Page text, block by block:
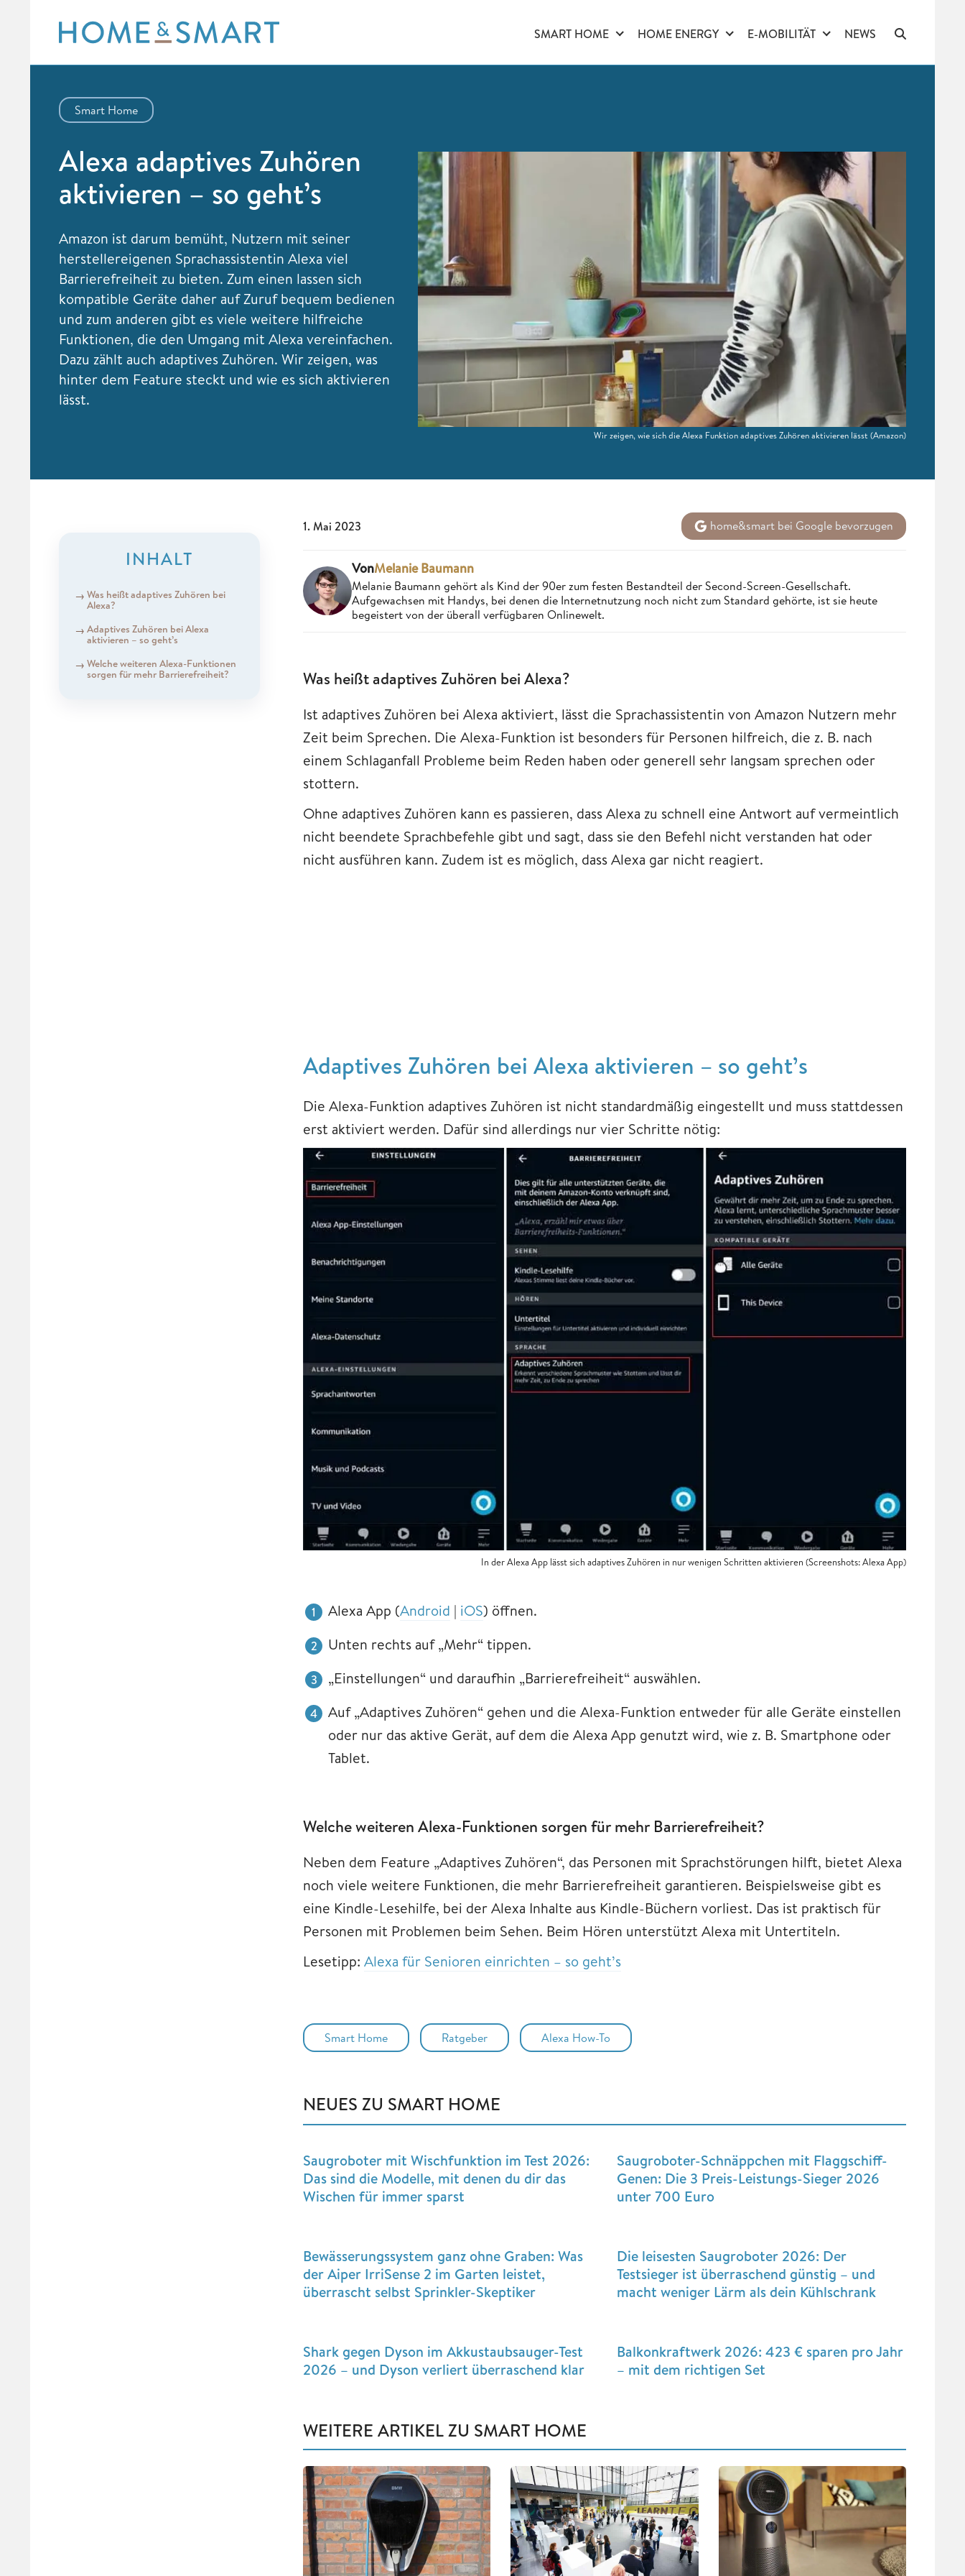
content
SMART HOME HOME ENERGY E-MOBILITÄT NEWS
Smart Home
Alexa adaptives Zuhören
aktivieren – so geht’s
Amazon ist darum bemüht, Nutzern mit seiner
herstellereigenen Sprachassistentin Alexa viel
Barrierefreiheit zu bieten. Zum einen lassen sich
kompatible Geräte daher auf Zuruf bequem bedienen
und zum anderen gibt es viele weitere hilfreiche
Funktionen, die den Umgang mit Alexa vereinfachen.
Dazu zählt auch adaptives Zuhören. Wir zeigen, was
hinter dem Feature steckt und wie es sich aktivieren
lässt.
Wir zeigen, wie sich die Alexa Funktion adaptives Zuhören aktivieren lässt (Amazon)
INHALT
Was heißt adaptives Zuhören bei
Alexa?
Adaptives Zuhören bei Alexa
aktivieren – so geht’s
Welche weiteren Alexa-Funktionen
sorgen für mehr Barrierefreiheit?
1. Mai 2023 home&smart bei Google bevorzugen
VonMelanie Baumann
Melanie Baumann gehört als Kind der 90er zum festen Bestandteil der Second-Screen-Gesellschaft.
Aufgewachsen mit Handys, bei denen die Internetnutzung noch nicht zum Standard gehörte, ist sie heute
begeistert von der überall verfügbaren Onlinewelt.
Was heißt adaptives Zuhören bei Alexa?
Ist adaptives Zuhören bei Alexa aktiviert, lässt die Sprachassistentin von Amazon Nutzern mehr
Zeit beim Sprechen. Die Alexa-Funktion ist besonders für Personen hilfreich, die z. B. nach
einem Schlaganfall Probleme beim Reden haben oder generell sehr langsam sprechen oder
stottern.
Ohne adaptives Zuhören kann es passieren, dass Alexa zu schnell eine Antwort auf vermeintlich
nicht beendete Sprachbefehle gibt und sagt, dass sie den Befehl nicht verstanden hat oder
nicht ausführen kann. Zudem ist es möglich, dass Alexa gar nicht reagiert.
Adaptives Zuhören bei Alexa aktivieren – so geht’s
Die Alexa-Funktion adaptives Zuhören ist nicht standardmäßig eingestellt und muss stattdessen
erst aktiviert werden. Dafür sind allerdings nur vier Schritte nötig:
In der Alexa App lässt sich adaptives Zuhören in nur wenigen Schritten aktivieren (Screenshots: Alexa App)
Alexa App (Android | iOS) öffnen.
Unten rechts auf „Mehr“ tippen.
„Einstellungen“ und daraufhin „Barrierefreiheit“ auswählen.
Auf „Adaptives Zuhören“ gehen und die Alexa-Funktion entweder für alle Geräte einstellen
oder nur das aktive Gerät, auf dem die Alexa App genutzt wird, wie z. B. Smartphone oder
Tablet.
Welche weiteren Alexa-Funktionen sorgen für mehr Barrierefreiheit?
Neben dem Feature „Adaptives Zuhören“, das Personen mit Sprachstörungen hilft, bietet Alexa
noch viele weitere Funktionen, die mehr Barrierefreiheit garantieren. Beispielsweise gibt es
eine Kindle-Lesehilfe, bei der Alexa Inhalte aus Kindle-Büchern vorliest. Das ist praktisch für
Personen mit Problemen beim Sehen. Beim Hören unterstützt Alexa mit Untertiteln.
Lesetipp: Alexa für Senioren einrichten – so geht’s
Smart Home Ratgeber Alexa How-To
NEUES ZU SMART HOME
Saugroboter mit Wischfunktion im Test 2026:
Das sind die Modelle, mit denen du dir das
Wischen für immer sparst
Saugroboter-Schnäppchen mit Flaggschiff-
Genen: Die 3 Preis-Leistungs-Sieger 2026
unter 700 Euro
Bewässerungssystem ganz ohne Graben: Was
der Aiper IrriSense 2 im Garten leistet,
überrascht selbst Sprinkler-Skeptiker
Die leisesten Saugroboter 2026: Der
Testsieger ist überraschend günstig – und
macht weniger Lärm als dein Kühlschrank
Shark gegen Dyson im Akkustaubsauger-Test
2026 – und Dyson verliert überraschend klar
Balkonkraftwerk 2026: 423 € sparen pro Jahr
– mit dem richtigen Set
WEITERE ARTIKEL ZU SMART HOME